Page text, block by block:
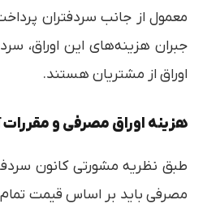
معمول از جانب سردفتران
جبران هزینه‌های این اوراق،
اوراق از مشتریان هستند.
هزینه اوراق مصرفی و مقررات
طبق نظریه مشورتی کانون
مصرفی باید بر اساس قیمت